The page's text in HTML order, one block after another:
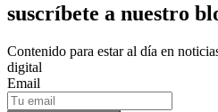
suscríbete a nuestro
Contenido para estar al día en
digital
Email